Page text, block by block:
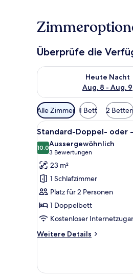
Überprüfe die
Heute Nacht
Aug. 8 - Aug. 9
Überprüfe die
Verfügbare
Filter
für
Zimmer
Alle Zimmer 1 Bett 2 Betten
Alle
Fotos
für
Standard-
Doppel-
oder
-
Zweibettzimmer
anzeigen
11
Standard-Doppel- oder
10.010.0 von 10
Aussergewöhnlich
3 Bewertungen
(3
Bewertungen)
23 m²
1 Schlafzimmer
Platz für 2 Personen
1 Doppelbett
Kostenloser
Weitere Details
Weitere
Doppel-